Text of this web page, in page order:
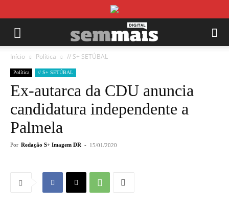
Início Política // S+ SETÚBAL
Política // S+ SETÚBAL
Ex-autarca da CDU anuncia
candidatura independente a
Palmela
Por Redação S+ Imagem DR - 15/01/2020